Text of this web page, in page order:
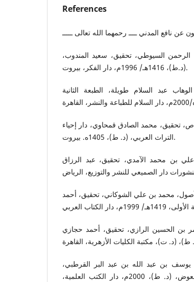
References
عن نافع المدني ــــ رحمهما الله تعالى ـــــ
الرحمن السيوطي، تحقيق، سعيد المندوب،
(د.ط)، 1416هـ/ 1996م، دار الفكر، بيروت.
عبد السلام طويلة، الطبعة الثانية
تحقيق، محمد الصادق قمحاوي، دار إحياء
التراث العربي، (د. ط)، 1405ه. بيروت.
بن محمد الآمدي، تحقيق، عبد الرزاق
محمد بن علي الشوكاني، تحقيق، أحمد
الحسين الرازي، تحقيق، أحمد حجازي
يوسف بن عبد الله بن عبد البر القرطبي،
تحقيق، سالم محمد عطا، ومحمد علي معوض، (د. ط)، 2000م، دار الكتب العلمية،